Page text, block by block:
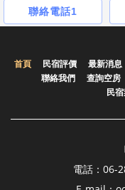
聯絡電話1
首頁 民宿評價 最新消息
聯絡我們
查詢空房
民
電話：06-